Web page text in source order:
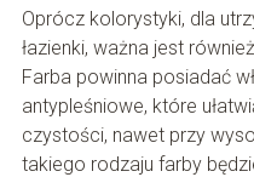
Oprócz kolorystyki, dla
łazienki, ważna jest
Farba powinna posiadać
antypleśniowe, które
czystości, nawet przy
takiego rodzaju farby